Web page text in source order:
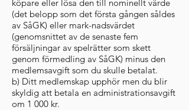
köpare eller lösa den till nominellt värde
(det belopp som det första gången såldes
av SåGK) eller mark-nadsvärdet
(genomsnittet av de senaste fem
försäljningar av spelrätter som skett
genom förmedling av SåGK) minus den
medlemsavgift som du skulle betalat.
b) Ditt medlemskap upphör men du blir
skyldig att betala en administrationsavgift
om 1 000 kr.